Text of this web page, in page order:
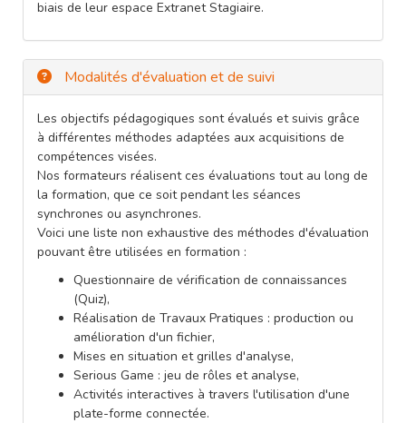
biais de leur espace Extranet Stagiaire.
Modalités d'évaluation et de suivi
Les objectifs pédagogiques sont évalués et suivis grâce
à différentes méthodes adaptées aux acquisitions de
compétences visées.
Nos formateurs réalisent ces évaluations tout au long de
la formation, que ce soit pendant les séances
synchrones ou asynchrones.
Voici une liste non exhaustive des méthodes d'évaluation
pouvant être utilisées en formation :
Questionnaire de vérification de connaissances
(Quiz),
Réalisation de Travaux Pratiques : production ou
amélioration d'un fichier,
Mises en situation et grilles d'analyse,
Serious Game : jeu de rôles et analyse,
Activités interactives à travers l'utilisation d'une
plate-forme connectée.